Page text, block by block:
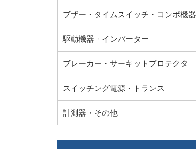
ブザー・タイムスイッチ・コンポ機器
駆動機器・インバーター
ブレーカー・サーキットプロテクタ
スイッチング電源・トランス
計測器・その他